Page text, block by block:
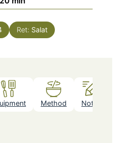
Ret: Salat
Method Notes